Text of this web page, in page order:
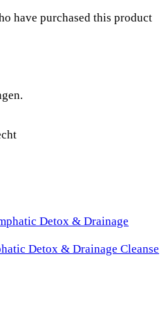
have purchased this product
Detox & Drainage Cleanse